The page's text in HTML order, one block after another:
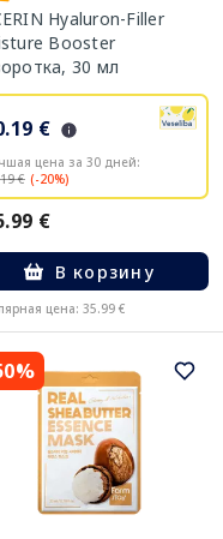
Hyaluron-Filler
Booster
30 мл
€
цена за 30 дней:
€ (-20%)
€
В корзину
цена: 35.99 €